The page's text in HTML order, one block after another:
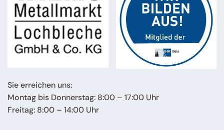
Sie erreichen uns:
Montag bis Donnerstag: 8:00 – 17:00 Uhr
Freitag: 8:00 – 14:00 Uhr